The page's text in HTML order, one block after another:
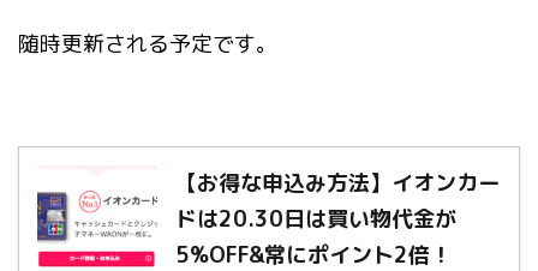
随時更新される予定です。
【お得な申込み方法】イオンカー
ドは20.30日は買い物代金が
5%OFF&常にポイント2倍！